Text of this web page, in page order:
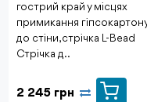
гострий край у місцях
примикання
до стіни, стрічка L-Bead
Стрічка д..
2 245 грн